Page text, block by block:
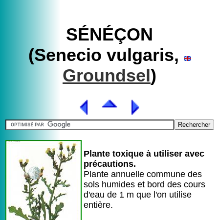
SÉNÉÇON
(Senecio vulgaris,
Groundsel)
Plante toxique à utiliser avec
précautions.
Plante annuelle commune des
sols humides et bord des cours
d'eau de 1 m que l'on utilise
entière.